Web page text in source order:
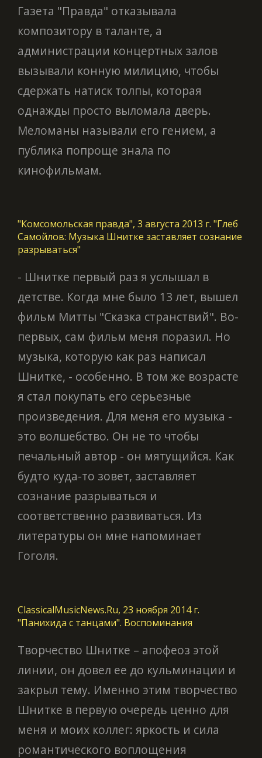
Газета "Правда" отказывала
композитору в таланте, а
администрации концертных залов
вызывали конную милицию, чтобы
сдержать натиск толпы, которая
однажды просто выломала дверь.
Меломаны называли его гением, а
публика попроще знала по
кинофильмам.
"Комсомольская правда", 3 августа 2013 г. "Глеб
Самойлов: Музыка Шнитке заставляет сознание
разрываться"
- Шнитке первый раз я услышал в
детстве. Когда мне было 13 лет, вышел
фильм Митты "Сказка странствий". Во-
первых, сам фильм меня поразил. Но
музыка, которую как раз написал
Шнитке, - особенно. В том же возрасте
я стал покупать его серьезные
произведения. Для меня его музыка -
это волшебство. Он не то чтобы
печальный автор - он мятущийся. Как
будто куда-то зовет, заставляет
сознание разрываться и
соответственно развиваться. Из
литературы он мне напоминает
Гоголя.
ClassicalMusicNews.Ru, 23 ноября 2014 г.
"Панихида с танцами". Воспоминания
Творчество Шнитке – апофеоз этой
линии, он довел ее до кульминации и
закрыл тему. Именно этим творчество
Шнитке в первую очередь ценно для
меня и моих коллег: яркость и сила
романтического воплощения